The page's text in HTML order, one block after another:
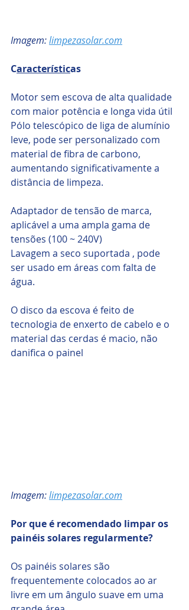
Imagem: limpezasolar.com
Características
Motor sem escova de alta qualidade
com maior potência e longa vida útil
Pólo telescópico de liga de alumínio
leve, pode ser personalizado com
material de fibra de carbono,
aumentando significativamente a
distância de limpeza.
Adaptador de tensão de marca,
aplicável a uma ampla gama de
tensões (100 ~ 240V)
Lavagem a seco suportada , pode
ser usado em áreas com falta de
água.
O disco da escova é feito de
tecnologia de enxerto de cabelo e o
material das cerdas é macio, não
danifica o painel
Imagem: limpezasolar.com
Por que é recomendado limpar os
painéis solares regularmente?
Os painéis solares são
frequentemente colocados ao ar
livre em um ângulo suave em uma